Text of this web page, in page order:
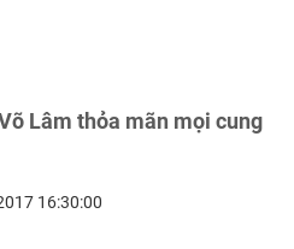
Lâm thỏa mãn mọi cung
16:30:00